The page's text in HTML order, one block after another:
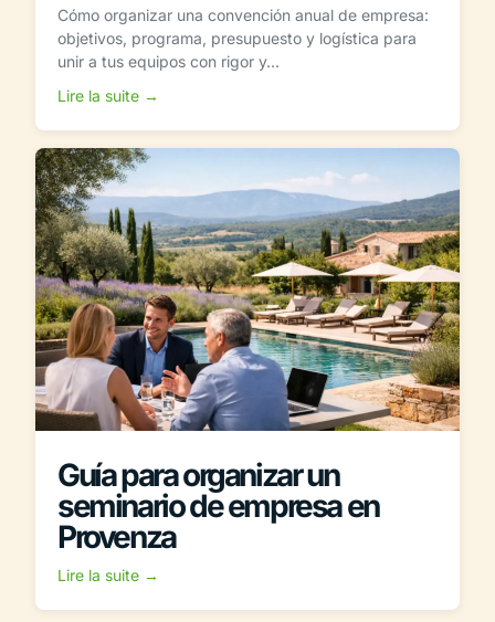
Cómo organizar una convención anual de empresa:
objetivos, programa, presupuesto y logística para
unir a tus equipos con rigor y...
Lire la suite →
Guía para organizar un
seminario de empresa en
Provenza
Lire la suite →